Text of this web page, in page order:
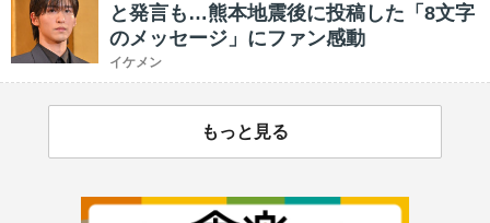
と発言も…熊本地震後に投稿した「8文字
のメッセージ」にファン感動
イケメン
もっと見る